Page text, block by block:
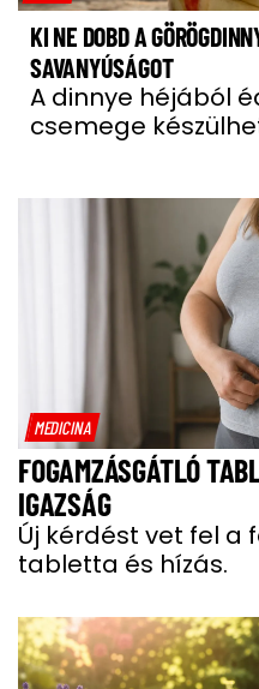
KI NE DOBD A
SAVANYÚSÁGOT
A dinnye héjából
csemege
MEDICINA
FOGAMZÁSGÁTLÓ
IGAZSÁG
Új kérdést vet fel a
tabletta és hízás.